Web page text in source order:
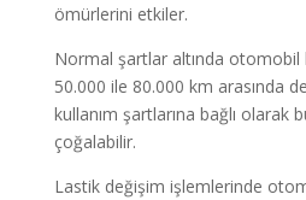
ömürlerini etkiler.
Normal şartlar altında
50.000 ile 80.000 km arasında
kullanım şartlarına bağlı olarak
çoğalabilir.
Lastik değişim işlemlerinde